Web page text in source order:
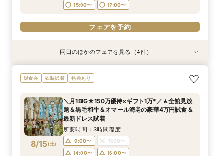
フェアを予約
フェアを予約
フェアを予約
フェアを予約
15:00〜
17:00〜
フェアを予約
衣装試着 特典あり
8/14(金)
【初めての見学に】結婚式のダンドリまるわかり
～ビギナーズフェア～《無料試食》×《Amazon
所要時間：3時間程度
11:00〜
15:00〜
17:00〜
フェアを予約
衣装試着 特典あり
8/14(金)
【何も決まってなくてもOK】まずはフェアに参
加してみよう！感動挙式体験×邸宅ウエディング
付き
所要時間：3時間程度
11:00〜
15:00〜
17:00〜
フェアを予約
衣装試着 特典あり
8/14(金)
【6名～OK◎話題の少人数結婚式】オリジナリ
ティ×安心相談会×お得プラン《無料試食》
所要時間：3時間程度
11:00〜
15:00〜
17:00〜
フェアを予約
衣装試着 特典あり
8/14(金)
【マタニティ&パパママ婚限定プラン＆特典有
り】憧れ大聖堂＆緑溢れるガーデンW体験＆贅沢
所要時間：3時間程度
11:00〜
15:00〜
17:00〜
フェアを予約
同日のほかのフェアを見る（4件）
試食会 衣装試着 特典あり
8/15(土)
＼月1BIG★150万優待×ギフト1万*／＆全館見放
題＆黒毛和牛＆オマール海老の豪華4万円試食＆
最新ドレス試着
所要時間：3時間程度
9:00〜
11:00〜
14:00〜
16:00〜